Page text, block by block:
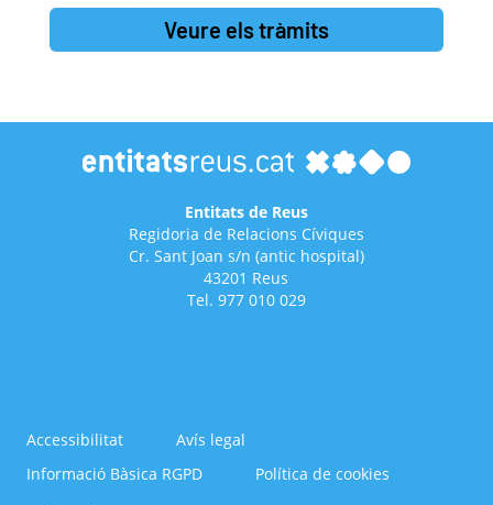
Veure els tràmits
Entitats de Reus
Regidoria de Relacions Cíviques
Cr. Sant Joan s/n (antic hospital)
43201 Reus
Tel. 977 010 029
Accessibilitat
Avís legal
Informació Bàsica RGPD
Política de cookies